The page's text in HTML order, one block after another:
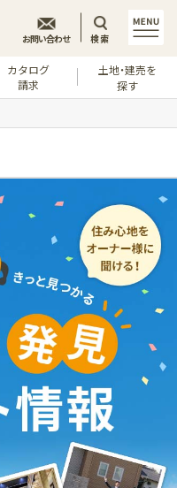
カタログ
請求
土地・建売を
探す
お問い合わせ 検索